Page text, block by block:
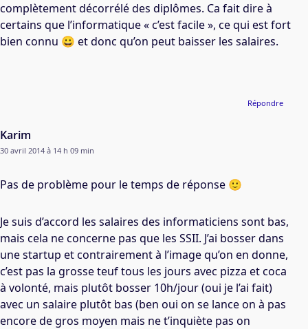
complètement décorrélé des diplômes. Ca fait dire à
certains que l’informatique « c’est facile », ce qui est fort
bien connu 😀 et donc qu’on peut baisser les salaires.
Karim
30 avril 2014 à 14 h 09 min
Pas de problème pour le temps de réponse 🙂
Je suis d’accord les salaires des informaticiens sont bas,
mais cela ne concerne pas que les SSII. J’ai bosser dans
une startup et contrairement à l’image qu’on en donne,
c’est pas la grosse teuf tous les jours avec pizza et coca
à volonté, mais plutôt bosser 10h/jour (oui je l’ai fait)
avec un salaire plutôt bas (ben oui on se lance on à pas
encore de gros moyen mais ne t’inquiète pas on
Répondre